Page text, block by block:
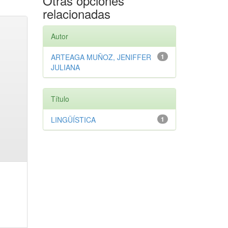
relacionadas
Autor
1
ARTEAGA MUÑOZ, JENIFFER
JULIANA
Título
1
LINGÜÍSTICA